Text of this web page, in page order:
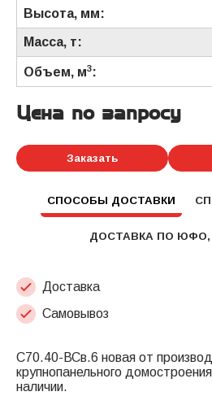
Высота, мм:
Масса, т:
Объем, м3:
Цена по запросу
Заказать
СПОСОБЫ ДОСТАВКИ
ДОСТАВКА ПО ЮФО,
Доставка
Самовывоз
С70.40-ВСв.6 новая от
крупнопанельного
наличии.